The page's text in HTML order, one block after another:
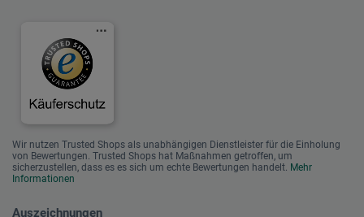
Wir nutzen Trusted Shops als unabhängigen Dienstleister für die Einholung
von Bewertungen. Trusted Shops hat Maßnahmen getroffen, um
sicherzustellen, dass es es sich um echte Bewertungen handelt. Mehr
Informationen
Auszeichnungen